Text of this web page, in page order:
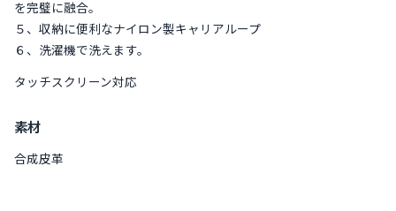
を完璧に融合。
５、収納に便利なナイロン製キャリアループ
６、洗濯機で洗えます。
タッチスクリーン対応
素材
合成皮革